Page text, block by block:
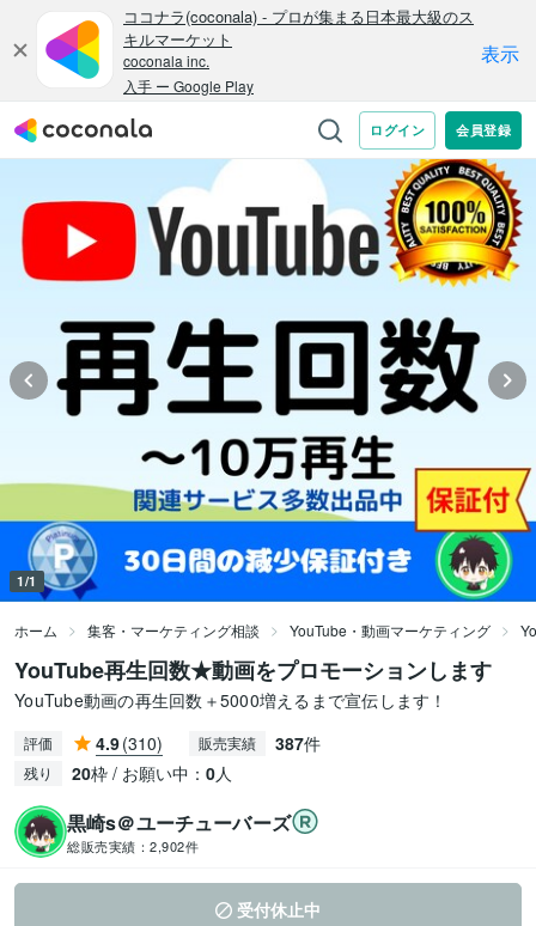
1/1
ホーム 集客・マーケティング相談 YouTube・動画マーケティング
YouTube再生回数★動画をプロモーションします
YouTube動画の再生回数＋5000増えるまで宣伝します！
評価 4.9(310) 販売実績 387件
残り 20枠 / お願い中： 0人
黒崎s＠ユーチューバーズ
総販売実績： 2,902件
受付休止中